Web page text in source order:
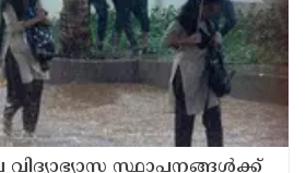
വിദ്യാഭ്യാസ സ്ഥാപനങ്ങള്‍ക്ക്